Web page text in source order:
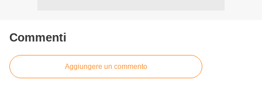
Commenti
Aggiungere un commento